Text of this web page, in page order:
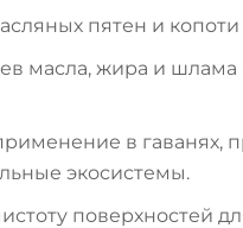
пятен и
масла, жира и
в гаванях,
экосистемы.
поверхностей